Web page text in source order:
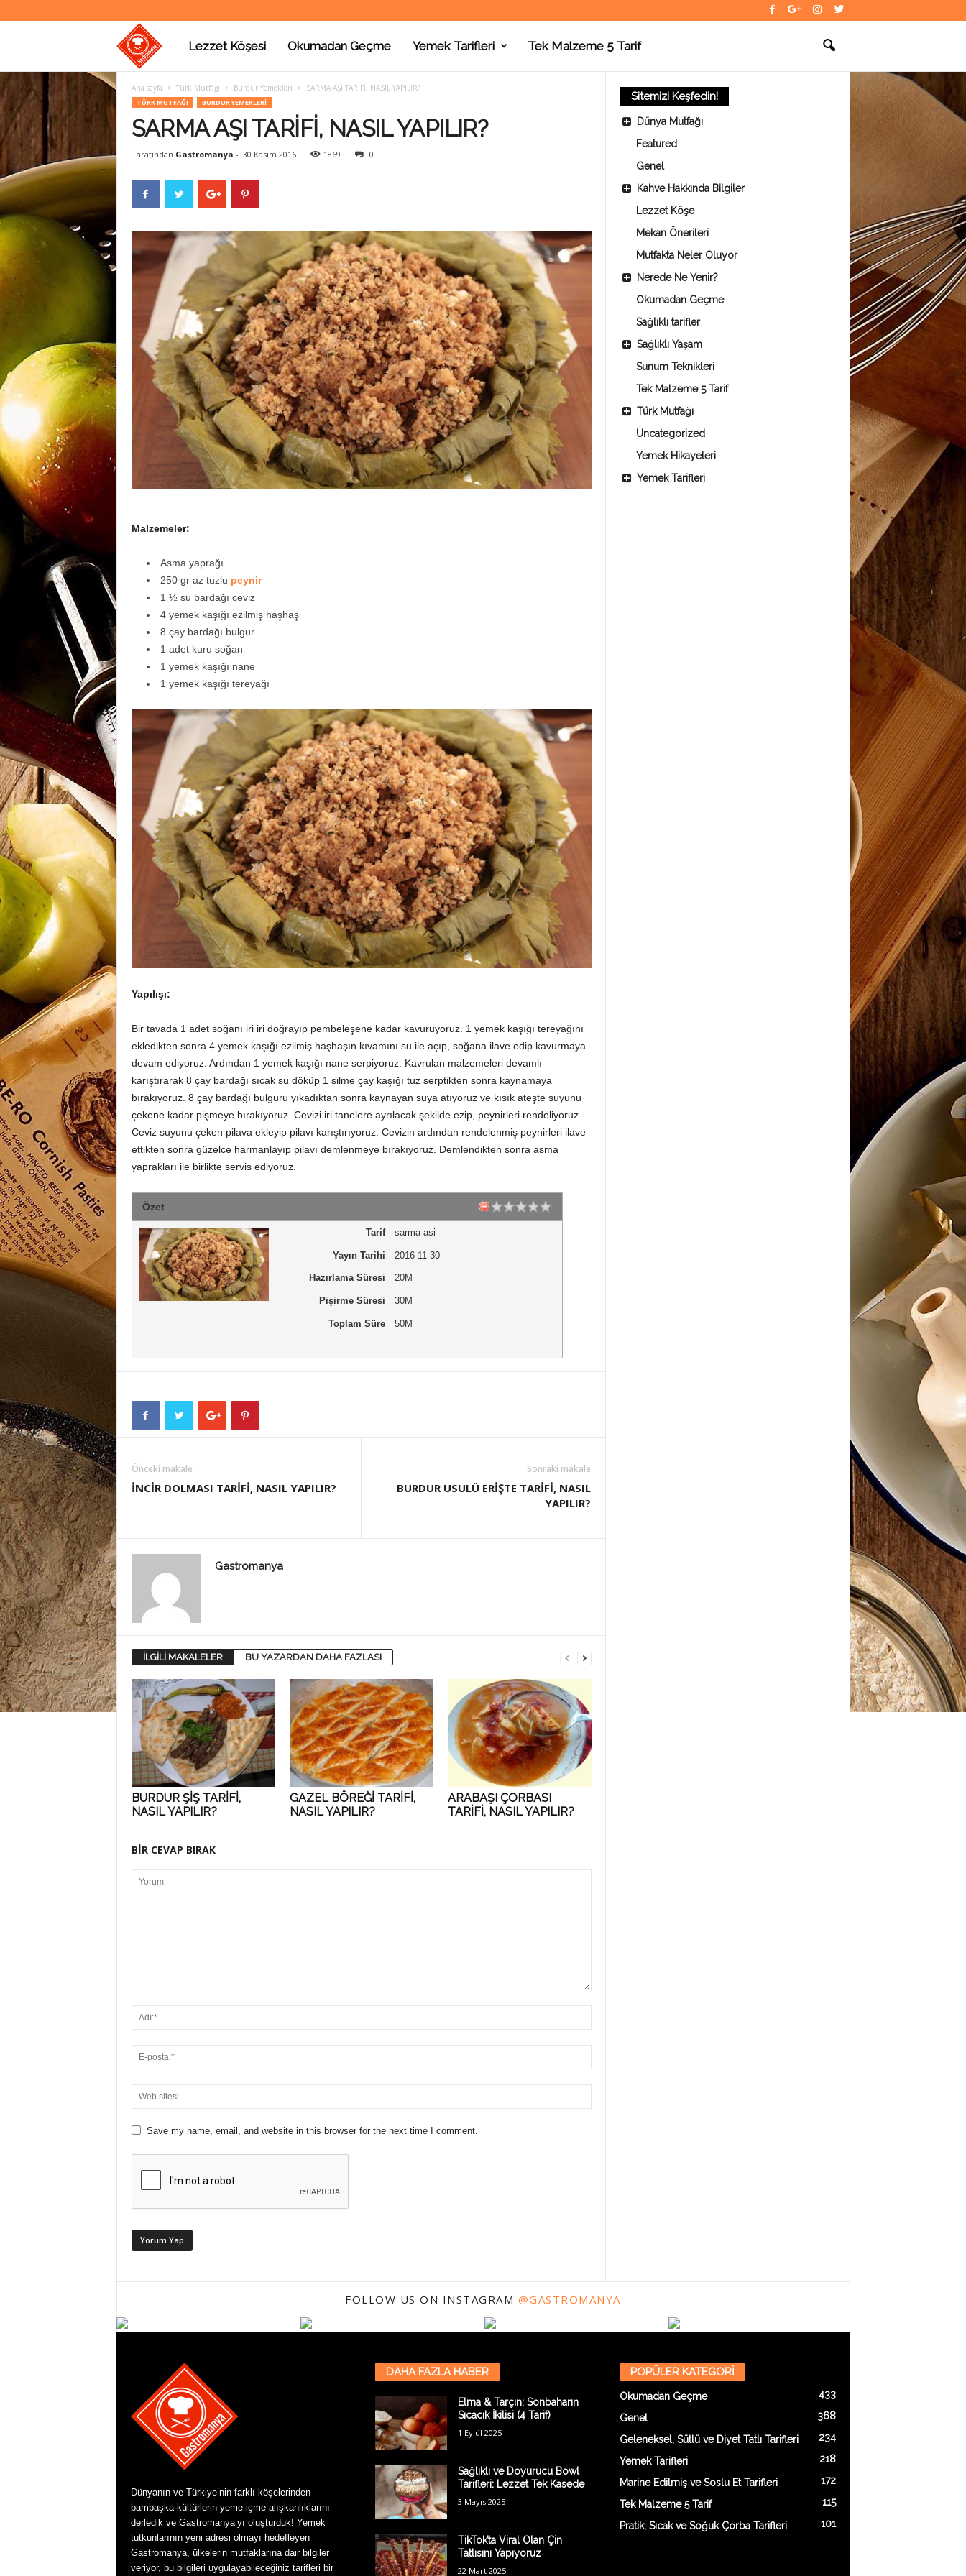
a
t
r
o
m
a
Lezzet Köşesi Okumadan Geçme Yemek Tarifleri Tek Malzeme 5 Tarif
Ana sayfa Türk Mutfağı Burdur Yemekleri SARMA AŞI TARİFİ, NASIL YAPILIR?
TÜRK MUTFAĞI BURDUR YEMEKLERI
SARMA AŞI TARİFİ, NASIL YAPILIR?
Tarafından Gastromanya - 30 Kasım 2016 1869 0
Malzemeler:
Asma yaprağı
250 gr az tuzlu peynir
1 ½ su bardağı ceviz
4 yemek kaşığı ezilmiş haşhaş
8 çay bardağı bulgur
1 adet kuru soğan
1 yemek kaşığı nane
1 yemek kaşığı tereyağı
Yapılışı:
Bir tavada 1 adet soğanı iri iri doğrayıp pembeleşene kadar kavuruyoruz. 1 yemek kaşığı tereyağını
ekledikten sonra 4 yemek kaşığı ezilmiş haşhaşın kıvamını su ile açıp, soğana ilave edip kavurmaya
devam ediyoruz. Ardından 1 yemek kaşığı nane serpiyoruz. Kavrulan malzemeleri devamlı
karıştırarak 8 çay bardağı sıcak su döküp 1 silme çay kaşığı tuz serptikten sonra kaynamaya
bırakıyoruz. 8 çay bardağı bulguru yıkadıktan sonra kaynayan suya atıyoruz ve kısık ateşte suyunu
çekene kadar pişmeye bırakıyoruz. Cevizi iri tanelere ayrılacak şekilde ezip, peynirleri rendeliyoruz.
Ceviz suyunu çeken pilava ekleyip pilavı karıştırıyoruz. Cevizin ardından rendelenmiş peynirleri ilave
ettikten sonra güzelce harmanlayıp pilavı demlenmeye bırakıyoruz. Demlendikten sonra asma
yaprakları ile birlikte servis ediyoruz.
Özet
Tarif sarma-asi
Yayın Tarihi 2016-11-30
Hazırlama Süresi 20M
Pişirme Süresi 30M
Toplam Süre 50M
Önceki makale
İNCİR DOLMASI TARİFİ, NASIL YAPILIR?
Sonraki makale
BURDUR USULÜ ERİŞTE TARİFİ, NASIL
YAPILIR?
Gastromanya
İLGİLİ MAKALELER BU YAZARDAN DAHA FAZLASI
BURDUR ŞİŞ TARİFİ,
NASIL YAPILIR?
GAZEL BÖREĞİ TARİFİ,
NASIL YAPILIR?
ARABAŞI ÇORBASI
TARİFİ, NASIL YAPILIR?
BİR CEVAP BIRAK
Save my name, email, and website in this browser for the next time I comment.
Sitemizi Keşfedin!
Dünya Mutfağı
Featured
Genel
Kahve Hakkında Bilgiler
Lezzet Köşe
Mekan Önerileri
Mutfakta Neler Oluyor
Nerede Ne Yenir?
Okumadan Geçme
Sağlıklı tarifler
Sağlıklı Yaşam
Sunum Teknikleri
Tek Malzeme 5 Tarif
Türk Mutfağı
Uncategorized
Yemek Hikayeleri
Yemek Tarifleri
FOLLOW US ON INSTAGRAM @GASTROMANYA
Dünyanın ve Türkiye’nin farklı köşelerinden
bambaşka kültürlerin yeme-içme alışkanlıklarını
derledik ve Gastromanya’yı oluşturduk! Yemek
tutkunlarının yeni adresi olmayı hedefleyen
Gastromanya, ülkelerin mutfaklarına dair bilgiler
veriyor, bu bilgileri uygulayabileceğiniz tarifleri bir
DAHA FAZLA HABER
Elma & Tarçın: Sonbaharın
Sıcacık İkilisi (4 Tarif)
1 Eylül 2025
Sağlıklı ve Doyurucu Bowl
Tarifleri: Lezzet Tek Kasede
3 Mayıs 2025
TikTok’ta Viral Olan Çin
Tatlısını Yapıyoruz
22 Mart 2025
POPÜLER KATEGORİ
Okumadan Geçme 433
Genel 368
Geleneksel, Sütlü ve Diyet Tatlı Tarifleri 234
Yemek Tarifleri 218
Marine Edilmiş ve Soslu Et Tarifleri 172
Tek Malzeme 5 Tarif 115
Pratik, Sıcak ve Soğuk Çorba Tarifleri 101